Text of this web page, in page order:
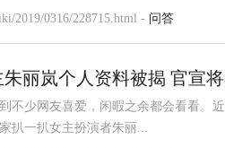
2019/0316/228715.html - 问答
丽岚个人资料被揭 官宣
不少网友喜爱，闲暇之余都会看看。
扒一扒女主扮演者朱丽...